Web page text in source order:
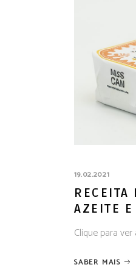
19.02.2021
RECEITA
AZEITE E
Clique para
SABER MAIS